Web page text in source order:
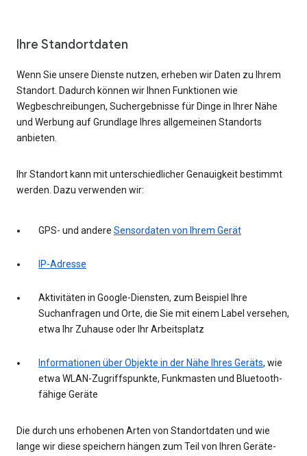
Ihre Standortdaten
Wenn Sie unsere Dienste nutzen, erheben wir Daten zu Ihrem
Standort. Dadurch können wir Ihnen Funktionen wie
Wegbeschreibungen, Suchergebnisse für Dinge in Ihrer Nähe
und Werbung auf Grundlage Ihres allgemeinen Standorts
anbieten.
Ihr Standort kann mit unterschiedlicher Genauigkeit bestimmt
werden. Dazu verwenden wir:
GPS- und andere Sensordaten von Ihrem Gerät
IP-Adresse
Aktivitäten in Google-Diensten, zum Beispiel Ihre
Suchanfragen und Orte, die Sie mit einem Label versehen,
etwa Ihr Zuhause oder Ihr Arbeitsplatz
Informationen über Objekte in der Nähe Ihres Geräts, wie
etwa WLAN-Zugriffspunkte, Funkmasten und Bluetooth-
fähige Geräte
Die durch uns erhobenen Arten von Standortdaten und wie
lange wir diese speichern hängen zum Teil von Ihren Geräte-